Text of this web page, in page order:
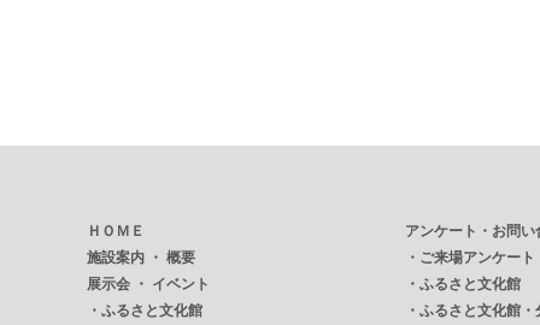
ＨＯＭＥ
施設案内 ・ 概要
展示会 ・ イベント
・ ふるさと文化館
アンケート・お問い
・ ご来場アンケート
・ ふるさと文化館
・ ふるさと文化館・